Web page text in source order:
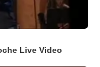
Live Video